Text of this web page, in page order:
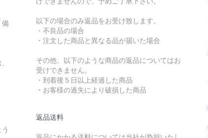
備
以下の場合のみ返品をお受け致します。
・不良品の場合
・注文した商品と異なる品が届いた場合
その他、以下のような商品の返品についてはお
受けできません。
・到着後５日以上経過した商品
・お客様の過失により破損した商品
返品送料